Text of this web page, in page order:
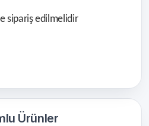
Ürünler
sipariş edilmelidir